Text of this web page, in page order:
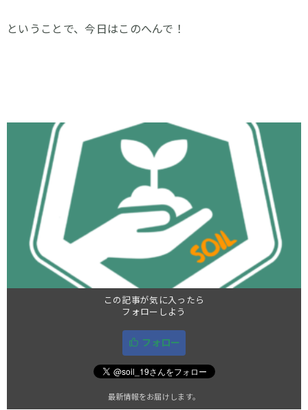
ということで、今日はこのへんで！
この記事が気に入ったら
フォローしよう
フォロー
最新情報をお届けします。